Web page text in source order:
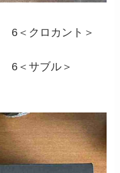
6＜クロカント＞
6＜サブル＞